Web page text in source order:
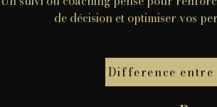
de décision et optimiser vos
Difference entre